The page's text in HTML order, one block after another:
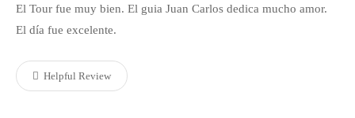
El Tour fue muy bien. El guia Juan Carlos dedica mucho amor.
El día fue excelente.
Helpful Review